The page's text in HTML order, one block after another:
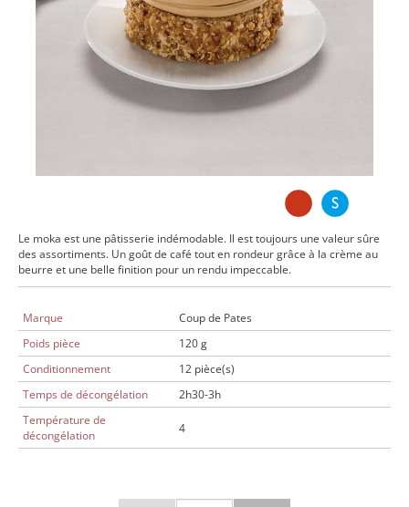
Le moka est une pâtisserie indémodable. Il est toujours une valeur sûre
des assortiments. Un goût de café tout en rondeur grâce à la crème au
beurre et une belle finition pour un rendu impeccable.
Marque
Coup de Pates
Poids pièce
120 g
Conditionnement
12 pièce(s)
Temps de décongélation
2h30-3h
Température de
décongélation
4